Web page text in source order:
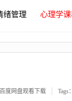
绪管理 心理学
度网盘观看下载 Tags